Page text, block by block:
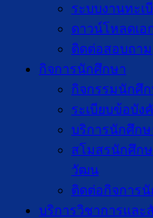
ระบบงานทะเ
ดาวน์โหลดเ
ติดต่อสอบถาม
กิจการนักศึกษา
กิจกรรมนักศึ
ระเบียบข้อบัง
บริการนักศึกษ
สโมสรนักศึก
วัฒน
ติดต่อกิจการ
บริการวิชาการและ